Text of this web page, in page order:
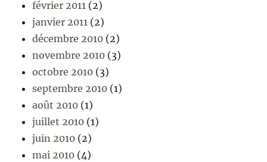
février 2011 (2)
janvier 2011 (2)
décembre 2010 (2)
novembre 2010 (3)
octobre 2010 (3)
septembre 2010 (1)
août 2010 (1)
juillet 2010 (1)
juin 2010 (2)
mai 2010 (4)